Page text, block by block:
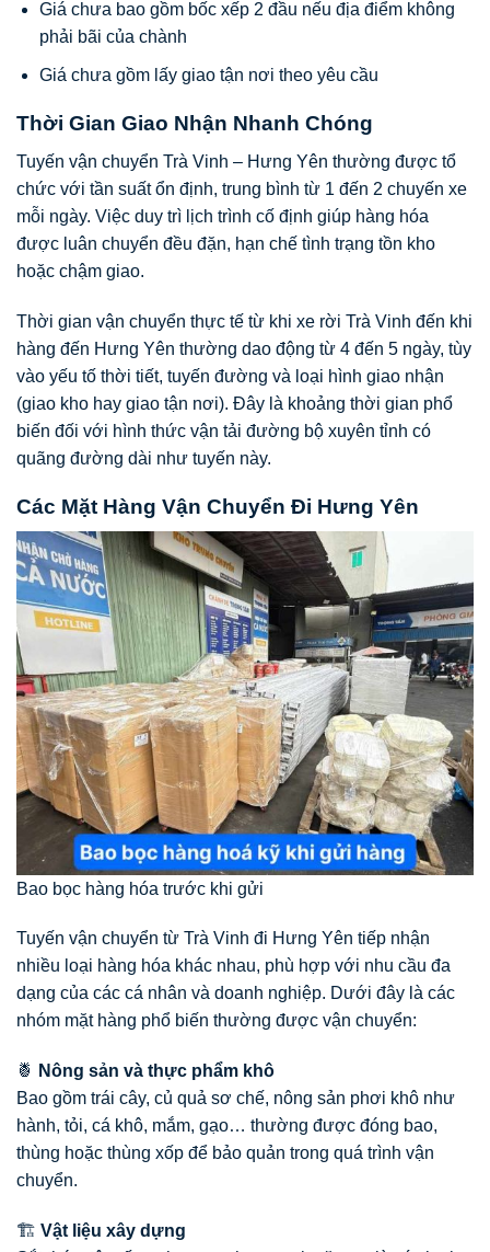
Giá chưa bao gồm bốc xếp 2 đầu nếu địa điểm không
phải bãi của chành
Giá chưa gồm lấy giao tận nơi theo yêu cầu
Thời Gian Giao Nhận Nhanh Chóng
Tuyến vận chuyển Trà Vinh – Hưng Yên thường được tổ
chức với tần suất ổn định, trung bình từ 1 đến 2 chuyến xe
mỗi ngày. Việc duy trì lịch trình cố định giúp hàng hóa
được luân chuyển đều đặn, hạn chế tình trạng tồn kho
hoặc chậm giao.
Thời gian vận chuyển thực tế từ khi xe rời Trà Vinh đến khi
hàng đến Hưng Yên thường dao động từ 4 đến 5 ngày, tùy
vào yếu tố thời tiết, tuyến đường và loại hình giao nhận
(giao kho hay giao tận nơi). Đây là khoảng thời gian phổ
biến đối với hình thức vận tải đường bộ xuyên tỉnh có
quãng đường dài như tuyến này.
Các Mặt Hàng Vận Chuyển Đi Hưng Yên
Bao bọc hàng hóa trước khi gửi
Tuyến vận chuyển từ Trà Vinh đi Hưng Yên tiếp nhận
nhiều loại hàng hóa khác nhau, phù hợp với nhu cầu đa
dạng của các cá nhân và doanh nghiệp. Dưới đây là các
nhóm mặt hàng phổ biến thường được vận chuyển:
🍍
Nông sản và thực phẩm khô
Bao gồm trái cây, củ quả sơ chế, nông sản phơi khô như
hành, tỏi, cá khô, mắm, gạo… thường được đóng bao,
thùng hoặc thùng xốp để bảo quản trong quá trình vận
chuyển.
🏗️ Vật liệu xây dựng